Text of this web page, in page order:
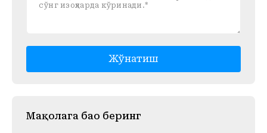
Жўнатиш
Mақолага баҳо беринг